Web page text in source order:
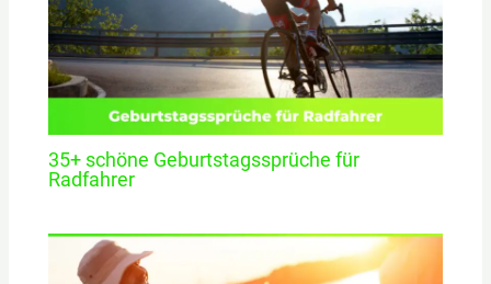
35+ schöne Geburtstagssprüche für
Radfahrer